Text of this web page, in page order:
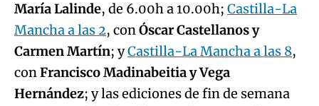
María Lalinde, de 6.00h a 10.00h; Castilla-La
Mancha a las 2, conÓscar Castellanos y
Carmen Martín; yCastilla-La Mancha a las 8,
conFrancisco Madinabeitia y Vega
Hernández; y las ediciones de fin de semana